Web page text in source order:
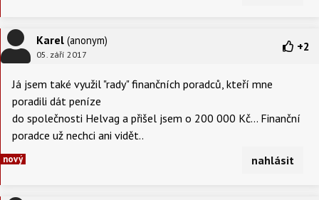
Karel (anonym)
05. září 2017
+2
Já jsem také využil "rady" finančních poradců, kteří mne
poradili dát peníze
do společnosti Helvag a přišel jsem o 200 000 Kč... Finanční
poradce už nechci ani vidět..
nový nahlásit